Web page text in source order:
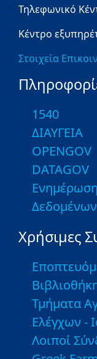
Τηλεφωνικό
Κέντρο
Στοιχεία
1540
ΔΙΑΥΓΕΙΑ
OPENGOV
DATAGOV
Δεδομένων
Χρήσιμες
Τμήματα
Ελέγχων -
Λοιποί